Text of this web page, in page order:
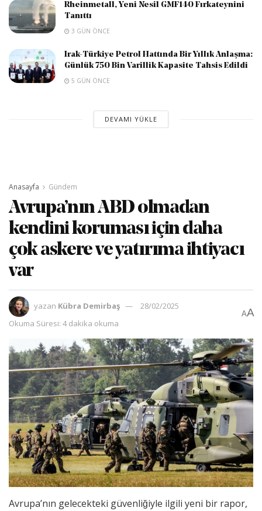
Rheinmetall, Yeni Nesil GMF140 Fırkateynini
Tanıttı
3 GÜN ÖNCE
Irak-Türkiye Petrol Hattında Bir Yıllık Anlaşma:
Günlük 750 Bin Varillik Kapasite Tahsis Edildi
5 GÜN ÖNCE
DEVAMI YÜKLE
Anasayfa Gündem
Avrupa’nın ABD olmadan
kendini koruması için daha
çok askere ve yatırıma ihtiyacı
var
yazan Kübra Demirbaş
28/02/2025
Okuma Süresi: 4 dakika okuma
AA
Avrupa’nın gelecekteki güvenliğiyle ilgili yeni bir rapor,